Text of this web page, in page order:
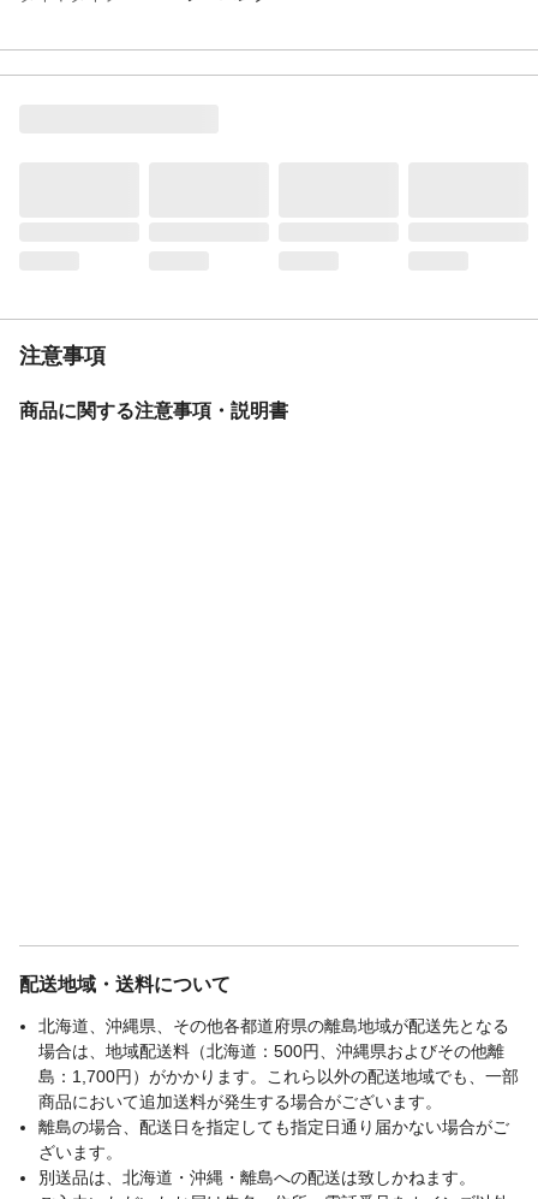
特徴
パンクしないエアレスタイヤ搭載モデル
変速機方式
注意事項
商品に関する注意事項・説明書
配送地域・送料について
北海道、沖縄県、その他各都道府県の離島地域が配送先となる
場合は、地域配送料（北海道：500円、沖縄県およびその他離
島：1,700円）がかかります。これら以外の配送地域でも、一部
商品において追加送料が発生する場合がございます。
離島の場合、配送日を指定しても指定日通り届かない場合がご
ざいます。
別送品は、北海道・沖縄・離島への配送は致しかねます。